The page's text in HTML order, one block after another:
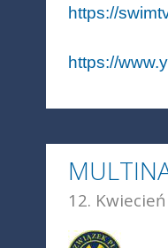
https://
https://
12.